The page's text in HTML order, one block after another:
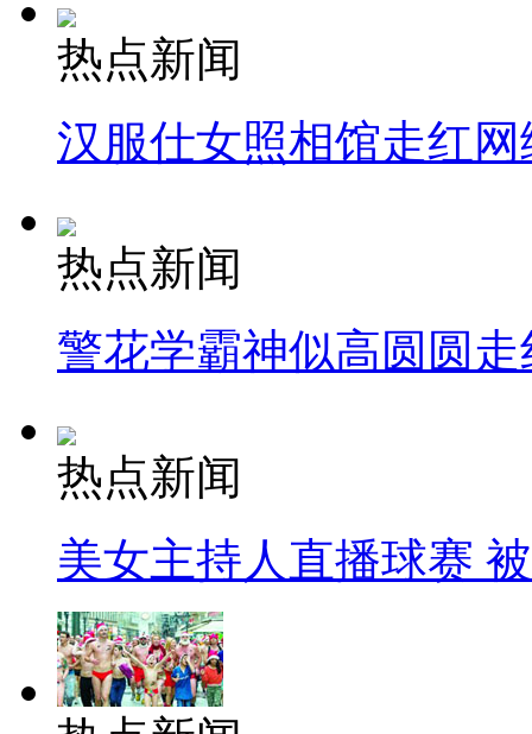
热点新闻
汉服仕女照相馆走红网
热点新闻
警花学霸神似高圆圆走
热点新闻
美女主持人直播球赛